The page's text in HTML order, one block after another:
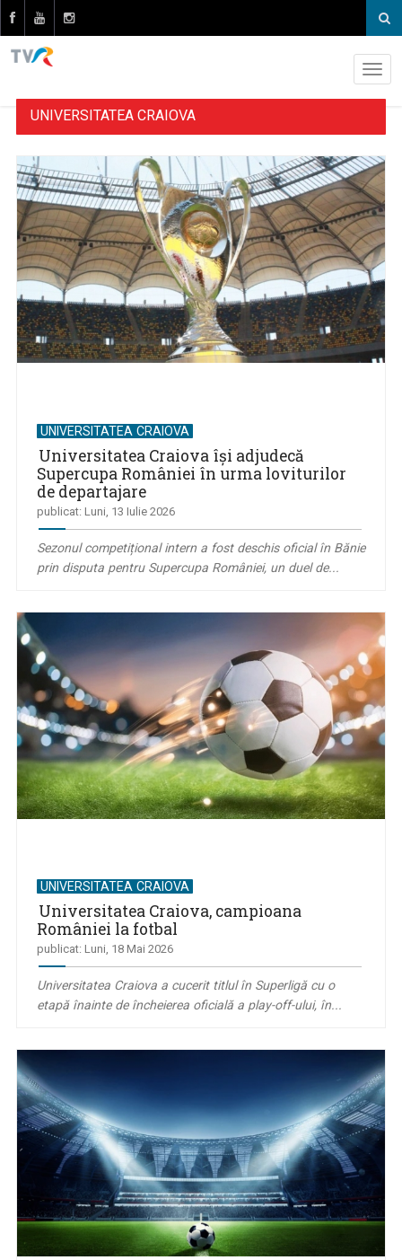
UNIVERSITATEA CRAIOVA
UNIVERSITATEA CRAIOVA
Universitatea Craiova își adjudecă
Supercupa României în urma loviturilor
de departajare
publicat: Luni, 13 Iulie 2026
Sezonul competițional intern a fost deschis oficial în Bănie
prin disputa pentru Supercupa României, un duel de...
UNIVERSITATEA CRAIOVA
Universitatea Craiova, campioana
României la fotbal
publicat: Luni, 18 Mai 2026
Universitatea Craiova a cucerit titlul în Superligă cu o
etapă înainte de încheierea oficială a play-off-ului, în...